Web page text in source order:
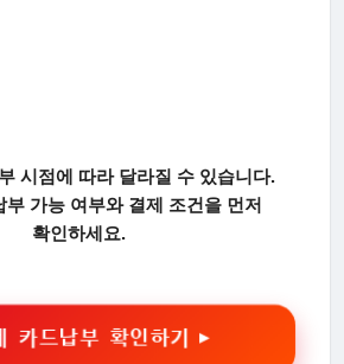
시점에 따라 달라질 수 있습니다.
부 가능 여부와 결제 조건을 먼저
확인하세요.
카드납부 확인하기 ▶